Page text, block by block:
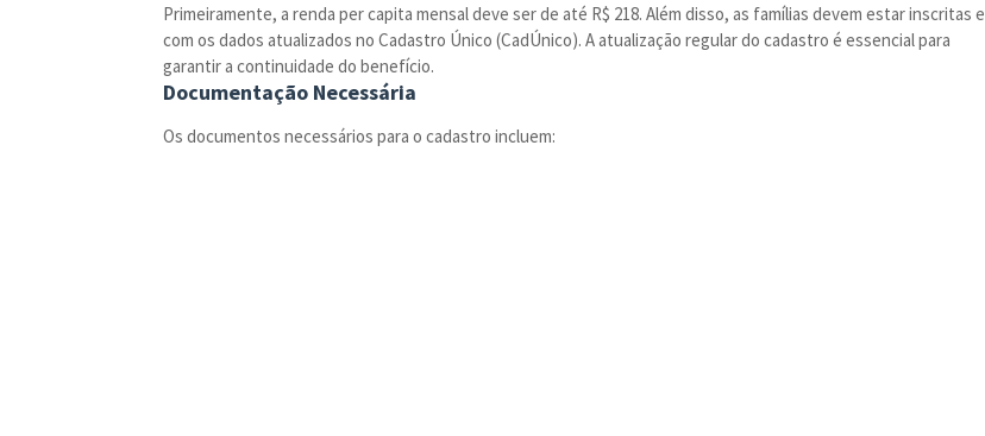
Primeiramente, a renda per capita mensal deve ser de até R$ 218. Além disso, as famílias devem estar inscritas e
com os dados atualizados no Cadastro Único (CadÚnico). A atualização regular do cadastro é essencial para
garantir a continuidade do benefício.
Documentação Necessária
Os documentos necessários para o cadastro incluem: